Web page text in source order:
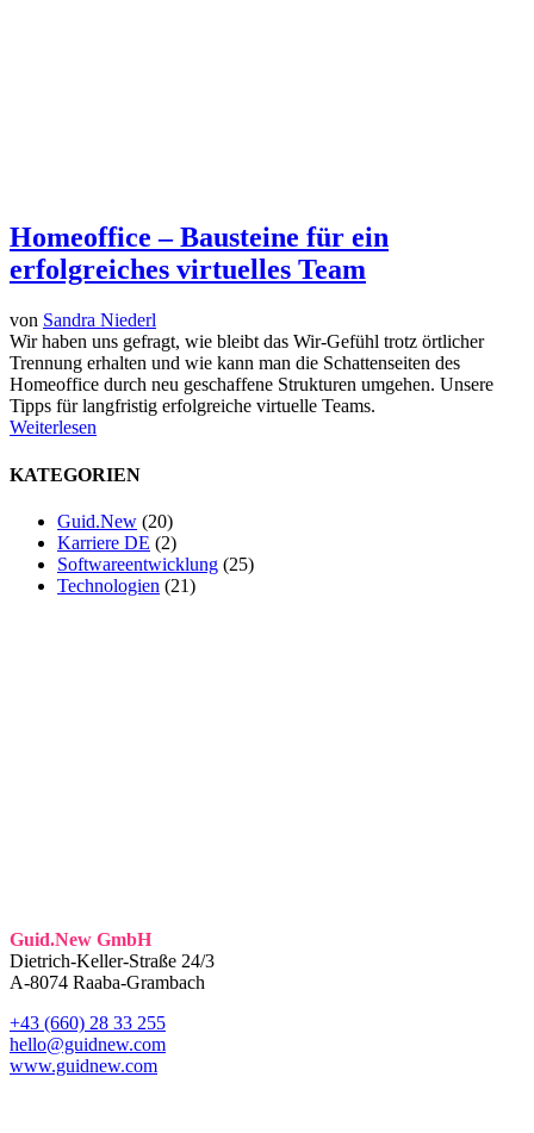
Homeoffice – Bausteine für ein
erfolgreiches virtuelles Team
von Sandra Niederl
Wir haben uns gefragt, wie bleibt das Wir-Gefühl trotz örtlicher
Trennung erhalten und wie kann man die Schattenseiten des
Homeoffice durch neu geschaffene Strukturen umgehen. Unsere
Tipps für langfristig erfolgreiche virtuelle Teams.
Weiterlesen
KATEGORIEN
Guid.New (20)
Karriere DE (2)
Softwareentwicklung (25)
Technologien (21)
Guid.New GmbH
Dietrich-Keller-Straße 24/3
A-8074 Raaba-Grambach
+43 (660) 28 33 255
hello@guidnew.com
www.guidnew.com